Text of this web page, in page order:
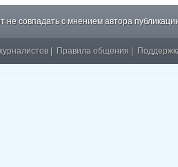
не совпадать с мнением автора
Правила общения